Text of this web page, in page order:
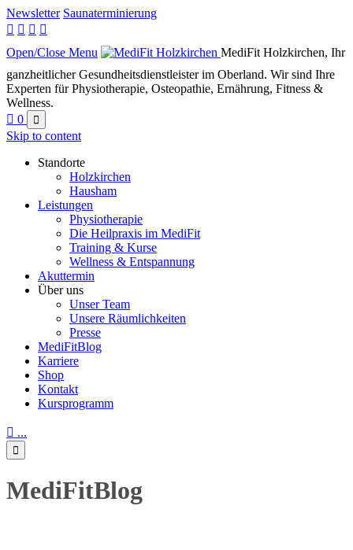
Newsletter Saunaterminierung
   
Open/Close Menu
MediFit Holzkirchen, Ihr
ganzheitlicher Gesundheitsdienstleister im Oberland. Wir sind Ihre
Experten für Physiotherapie, Osteopathie, Ernährung, Fitness &
Wellness.
 0 
Skip to content
Standorte
Holzkirchen
Hausham
Leistungen
Physiotherapie
Die Heilpraxis im MediFit
Training & Kurse
Wellness & Entspannung
Akuttermin
Über uns
Unser Team
Unsere Räumlichkeiten
Presse
MediFitBlog
Karriere
Shop
Kontakt
Kursprogramm
 ...

MediFitBlog